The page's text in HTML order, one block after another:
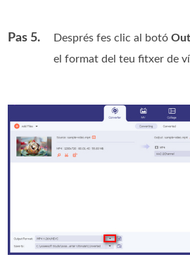
Pas 5. Després fes clic al botó
el format del teu fitxer de